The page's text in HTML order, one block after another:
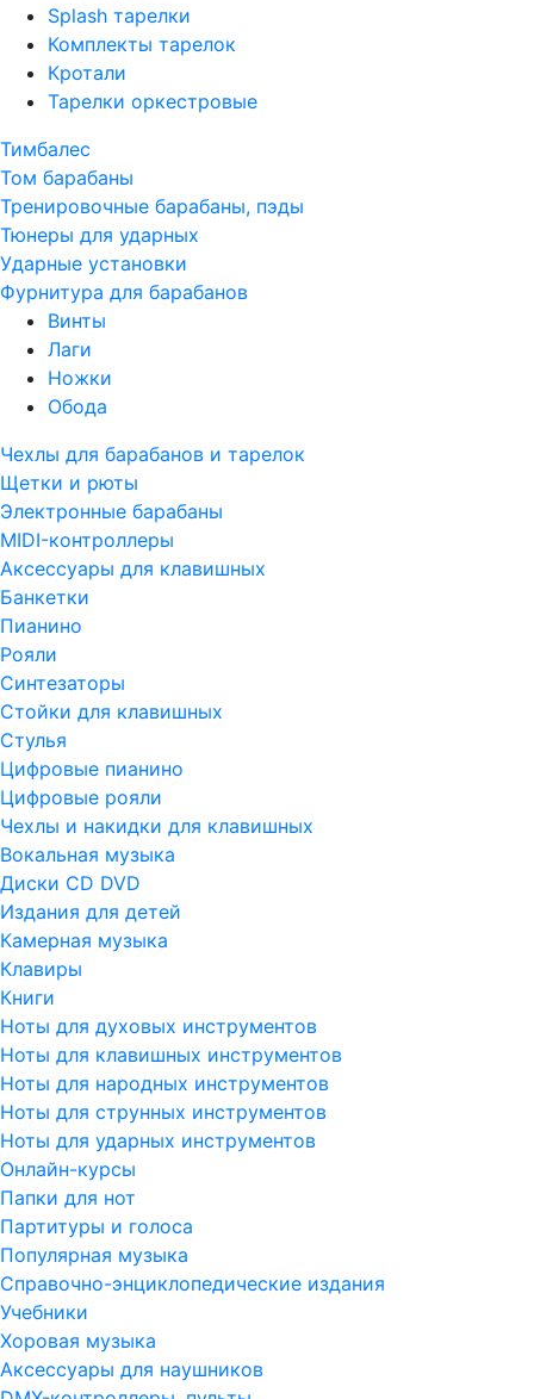
Splash тарелки
Комплекты тарелок
Кротали
Тарелки оркестровые
Тимбалес
Том барабаны
Тренировочные барабаны, пэды
Тюнеры для ударных
Ударные установки
Фурнитура для барабанов
Винты
Лаги
Ножки
Обода
Чехлы для барабанов и тарелок
Щетки и рюты
Электронные барабаны
MIDI-контроллеры
Аксессуары для клавишных
Банкетки
Пианино
Рояли
Синтезаторы
Стойки для клавишных
Стулья
Цифровые пианино
Цифровые рояли
Чехлы и накидки для клавишных
Вокальная музыка
Диски CD DVD
Издания для детей
Камерная музыка
Клавиры
Книги
Ноты для духовых инструментов
Ноты для клавишных инструментов
Ноты для народных инструментов
Ноты для струнных инструментов
Ноты для ударных инструментов
Онлайн-курсы
Папки для нот
Партитуры и голоса
Популярная музыка
Справочно-энциклопедические издания
Учебники
Хоровая музыка
Аксессуары для наушников